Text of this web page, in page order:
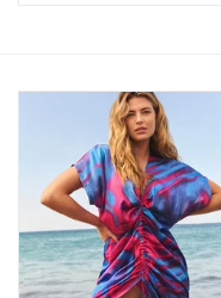
Lingerie-accessoires
Cadeaubonnen